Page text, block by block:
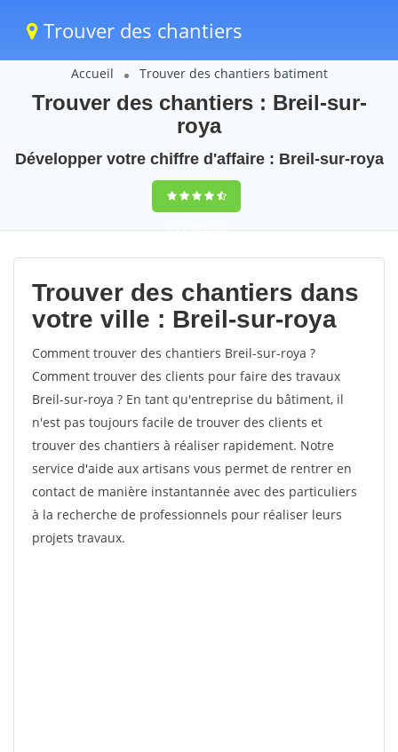
Trouver des chantiers
Accueil Trouver des chantiers batiment
Trouver des chantiers : Breil-sur-
roya
Développer votre chiffre d'affaire : Breil-sur-roya
9,5(100%)44
votes
Trouver des chantiers dans
votre ville : Breil-sur-roya
Comment trouver des chantiers Breil-sur-roya ?
Comment trouver des clients pour faire des travaux
Breil-sur-roya ? En tant qu'entreprise du bâtiment, il
n'est pas toujours facile de trouver des clients et
trouver des chantiers à réaliser rapidement. Notre
service d'aide aux artisans vous permet de rentrer en
contact de manière instantannée avec des particuliers
à la recherche de professionnels pour réaliser leurs
projets travaux.